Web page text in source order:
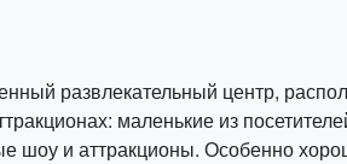
развлекательный центр,
маленькие из
шоу и аттракционы. Особенно